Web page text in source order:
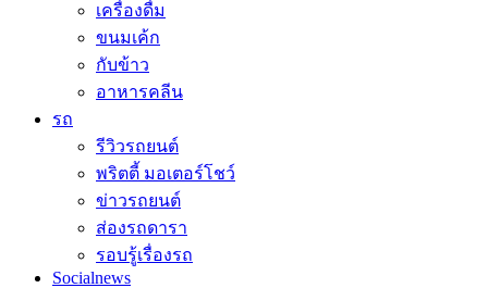
เครื่องดื่ม
ขนมเค้ก
กับข้าว
อาหารคลีน
รถ
รีวิวรถยนต์
พริตตี้ มอเตอร์โชว์
ข่าวรถยนต์
ส่องรถดารา
รอบรู้เรื่องรถ
Socialnews